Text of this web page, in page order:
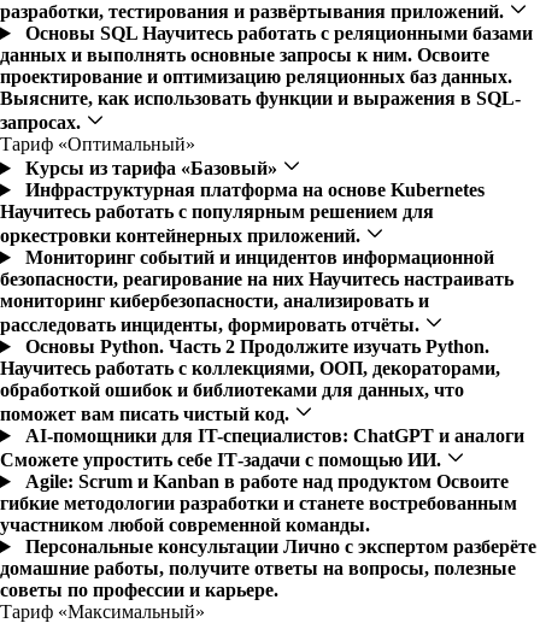
разработки, тестирования и развёртывания приложений.
Основы SQL Научитесь работать с реляционными базами
данных и выполнять основные запросы к ним. Освоите
проектирование и оптимизацию реляционных баз данных.
Выясните, как использовать функции и выражения в SQL-
запросах.
Тариф «Оптимальный»
Курсы из тарифа «Базовый»
Инфраструктурная платформа на основе Kubernetes
Научитесь работать с популярным решением для
оркестровки контейнерных приложений.
Мониторинг событий и инцидентов информационной
безопасности, реагирование на них Научитесь настраивать
мониторинг кибербезопасности, анализировать и
расследовать инциденты, формировать отчёты.
Основы Python. Часть 2 Продолжите изучать Python.
Научитесь работать с коллекциями, ООП, декораторами,
обработкой ошибок и библиотеками для данных, что
поможет вам писать чистый код.
AI-помощники для IT-специалистов: ChatGPT и аналоги
Сможете упростить себе IТ-задачи с помощью ИИ.
Agile: Scrum и Kanban в работе над продуктом Освоите
гибкие методологии разработки и станете востребованным
участником любой современной команды.
Персональные консультации Лично с экспертом разберёте
домашние работы, получите ответы на вопросы, полезные
советы по профессии и карьере.
Тариф «Максимальный»